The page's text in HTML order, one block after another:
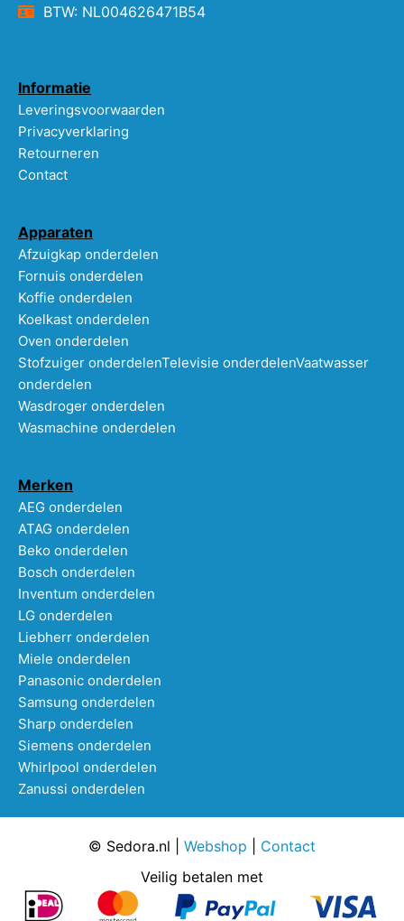
BTW: NL004626471B54
Informatie
Leveringsvoorwaarden
Privacyverklaring
Retourneren
Contact
Apparaten
Afzuigkap onderdelen
Fornuis onderdelen
Koffie onderdelen
Koelkast onderdelen
Oven onderdelen
Stofzuiger onderdelenTelevisie onderdelenVaatwasser
onderdelen
Wasdroger onderdelen
Wasmachine onderdelen
Merken
AEG onderdelen
ATAG onderdelen
Beko onderdelen
Bosch onderdelen
Inventum onderdelen
LG onderdelen
Liebherr onderdelen
Miele onderdelen
Panasonic onderdelen
Samsung onderdelen
Sharp onderdelen
Siemens onderdelen
Whirlpool onderdelen
Zanussi onderdelen
© Sedora.nl | Webshop
Contact
Veilig betalen met